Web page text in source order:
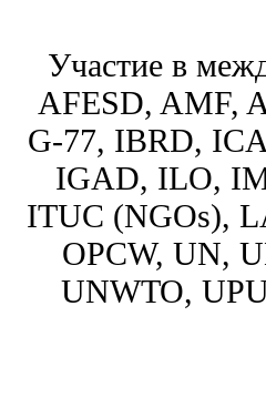
Участие в
AFESD, AMF,
G-77, IBRD,
IGAD, ILO,
ITUC (NGOs),
OPCW, UN,
UNWTO,